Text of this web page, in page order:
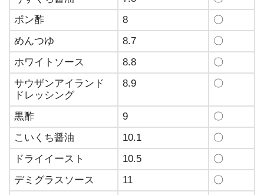
ポン酢
8
〇
めんつゆ
8.7
〇
ホワイトソース
8.8
〇
サウザンアイランド
ドレッシング
8.9 〇
黒酢 9
〇
こいくち醤油
10.1
〇
ドライイースト
10.5
〇
デミグラスソース
11
〇